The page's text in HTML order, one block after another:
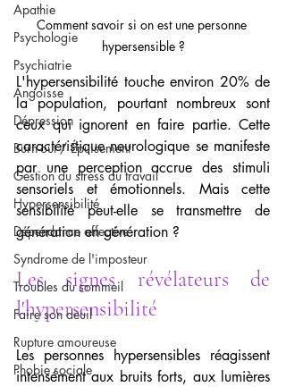
Apathie
Psychologie
Psychiatrie
Angoisse
Dépression
Burn-out / Épuisement
Gestion du stress au travail
Hypersensibilité
Dépendance affective
Syndrome de l'imposteur
Troubles du sommeil
Faire son deuil
Rupture amoureuse
Phobie sociale
Comment savoir si on est une personne
hypersensible ?
L'hypersensibilité touche environ 20% de
la population, pourtant nombreux sont
ceux qui ignorent en faire partie. Cette
caractéristique neurologique se manifeste
par une perception accrue des stimuli
sensoriels et émotionnels. Mais cette
sensibilité peut-elle se transmettre de
génération en génération ?
Les signes révélateurs de
l'hypersensibilité
Les personnes hypersensibles réagissent
intensément aux bruits forts, aux lumières